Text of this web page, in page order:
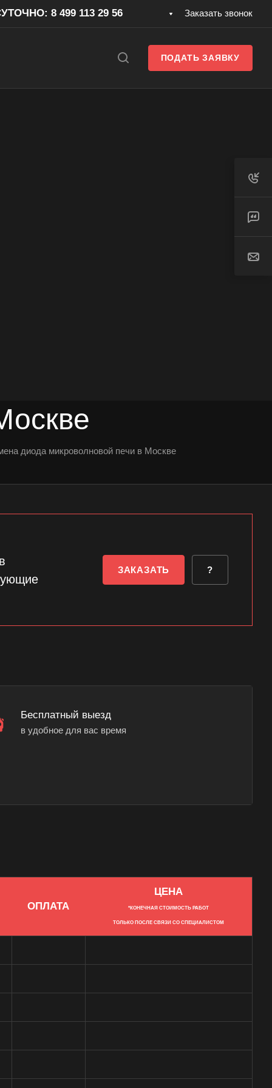
8 499 113 29 56 Заказать звонок
ПОДАТЬ ЗАЯВКУ
диода микроволновой печи в Москве
ЗАКАЗАТЬ ?
Бесплатный выезд
в удобное для вас время
ОПЛАТА
ЦЕНА
*КОНЕЧНАЯ СТОИМОСТЬ РАБОТ
ТОЛЬКО ПОСЛЕ СВЯЗИ СО СПЕЦИАЛИСТОМ